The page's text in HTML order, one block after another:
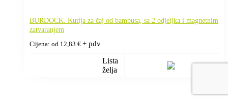
BURDOCK. Kutija za čaj od bambusa, sa 2 odjeljka i magnetnim
zatvaranjem
Cijena: od 12,83 € + pdv
Lista
želja